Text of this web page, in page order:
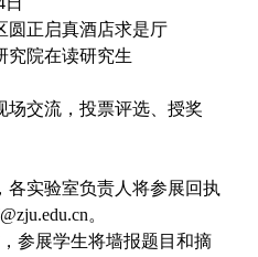
圆正启真酒店求是厅
究院在读研究生
场交流，投票评选、授奖
各实验室负责人将参展回执
@zju.edu.cn。
参展学生将墙报题目和摘